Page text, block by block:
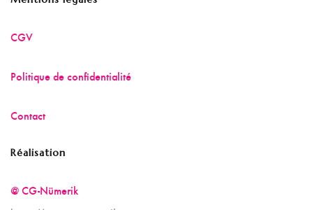
CGV
Politique de confidentialité
Contact
Réalisation
@ CG-Nümerik